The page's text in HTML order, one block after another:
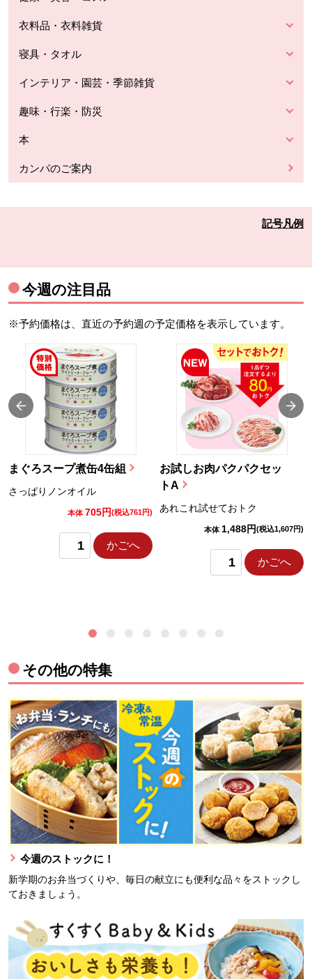
衣料品・衣料雑貨
寝具・タオル
インテリア・園芸・季節雑貨
趣味・行楽・防災
本
カンパのご案内
記号凡例
今週の注目品
※予約価格は、直近の予約週の予定価格を表示しています。
まぐろスープ煮缶4缶組
さっぱりノンオイル
本体 705円(税込761円)
かごへ
お試しお肉パクパクセッ
トA
あれこれ試せておトク
本体 1,488円(税込1,607円)
かごへ
その他の特集
今週のストックに！
新学期のお弁当づくりや、毎日の献立にも便利な品々をストックし
ておきましょう。